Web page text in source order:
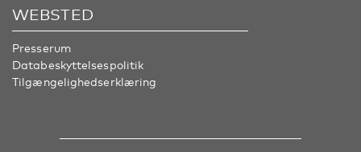
WEBSTED
Presserum
Databeskyttelsespolitik
Tilgængelighedserklæring